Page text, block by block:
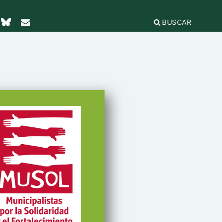
BUSCAR
COORDINADORA
por la solidaridad
la ciudadanía global
DE LA
EL
Incidencia
Feminista
Antiacoso
y
de Compras
igualdad